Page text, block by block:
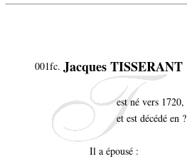
001fc. Jacques TISSERANT
est né vers 1720,
et est décédé en ?
Il a épousé :